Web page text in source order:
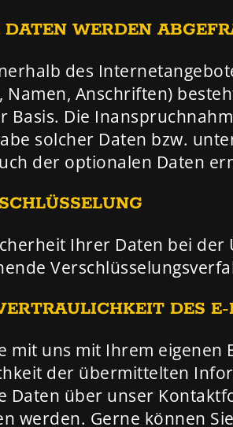
WERDEN
des
Namen, Anschriften)
Basis. Die
solcher Daten bzw.
der optionalen Daten
Ihrer Daten bei
DES
mit uns mit Ihrem
der übermittelten
Daten über unser
werden. Gerne können